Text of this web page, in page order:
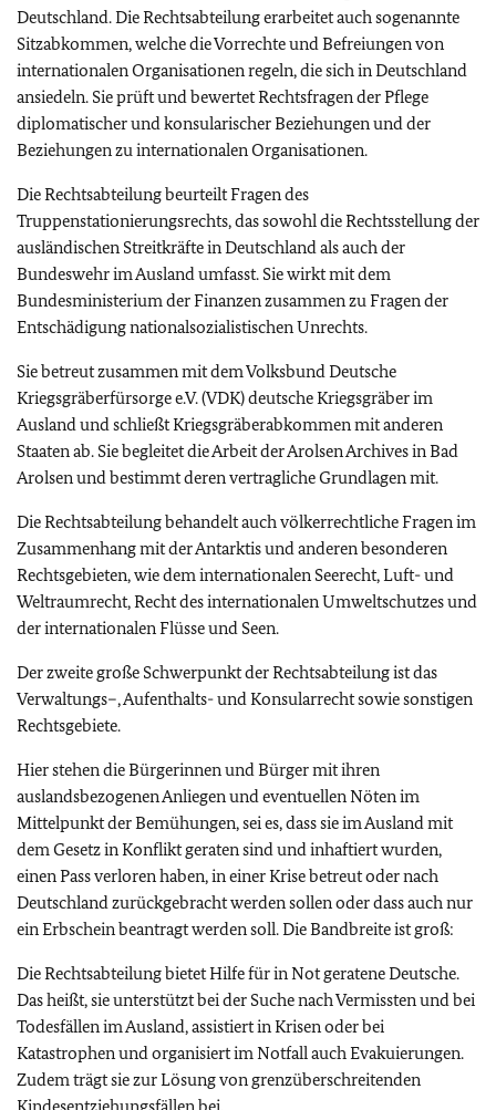
Deutschland. Die Rechtsabteilung erarbeitet auch sogenannte
Sitzabkommen, welche die Vorrechte und Befreiungen von
internationalen Organisationen regeln, die sich in Deutschland
ansiedeln. Sie prüft und bewertet Rechtsfragen der Pflege
diplomatischer und konsularischer Beziehungen und der
Beziehungen zu internationalen Organisationen.
Die Rechtsabteilung beurteilt Fragen des
Truppenstationierungsrechts, das sowohl die Rechtsstellung der
ausländischen Streitkräfte in Deutschland als auch der
Bundeswehr im Ausland umfasst. Sie wirkt mit dem
Bundesministerium der Finanzen zusammen zu Fragen der
Entschädigung nationalsozialistischen Unrechts.
Sie betreut zusammen mit dem Volksbund Deutsche
Kriegsgräberfürsorge e.V. (VDK) deutsche Kriegsgräber im
Ausland und schließt Kriegsgräberabkommen mit anderen
Staaten ab. Sie begleitet die Arbeit der Arolsen Archives in Bad
Arolsen und bestimmt deren vertragliche Grundlagen mit.
Die Rechtsabteilung behandelt auch völkerrechtliche Fragen im
Zusammenhang mit der Antarktis und anderen besonderen
Rechtsgebieten, wie dem internationalen Seerecht, Luft- und
Weltraumrecht, Recht des internationalen Umweltschutzes und
der internationalen Flüsse und Seen.
Der zweite große Schwerpunkt der Rechtsabteilung ist das
Verwaltungs–, Aufenthalts- und Konsularrecht sowie sonstigen
Rechtsgebiete.
Hier stehen die Bürgerinnen und Bürger mit ihren
auslandsbezogenen Anliegen und eventuellen Nöten im
Mittelpunkt der Bemühungen, sei es, dass sie im Ausland mit
dem Gesetz in Konflikt geraten sind und inhaftiert wurden,
einen Pass verloren haben, in einer Krise betreut oder nach
Deutschland zurückgebracht werden sollen oder dass auch nur
ein Erbschein beantragt werden soll. Die Bandbreite ist groß:
Die Rechtsabteilung bietet Hilfe für in Not geratene Deutsche.
Das heißt, sie unterstützt bei der Suche nach Vermissten und bei
Todesfällen im Ausland, assistiert in Krisen oder bei
Katastrophen und organisiert im Notfall auch Evakuierungen.
Zudem trägt sie zur Lösung von grenzüberschreitenden